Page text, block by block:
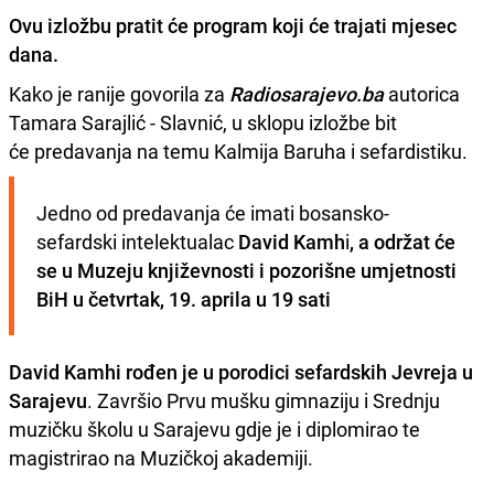
Ovu izložbu pratit će program koji će trajati mjesec
dana.
Kako je ranije govorila za Radiosarajevo.ba autorica
Tamara Sarajlić - Slavnić, u sklopu izložbe bit
će predavanja na temu Kalmija Baruha i sefardistiku.
Jedno od predavanja će imati bosansko-
sefardski intelektualac David Kamhi, a održat će
se u Muzeju književnosti i pozorišne umjetnosti
BiH u četvrtak, 19. aprila u 19 sati
David Kamhi rođen je u porodici sefardskih Jevreja u
Sarajevu. Završio Prvu mušku gimnaziju i Srednju
muzičku školu u Sarajevu gdje je i diplomirao te
magistrirao na Muzičkoj akademiji.